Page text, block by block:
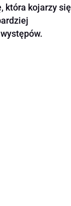
która kojarzy się